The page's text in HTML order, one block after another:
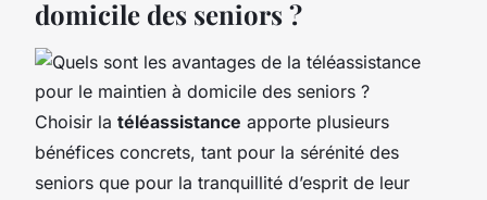
domicile des seniors ?
Choisir la téléassistance apporte plusieurs
bénéfices concrets, tant pour la sérénité des
seniors que pour la tranquillité d’esprit de leur